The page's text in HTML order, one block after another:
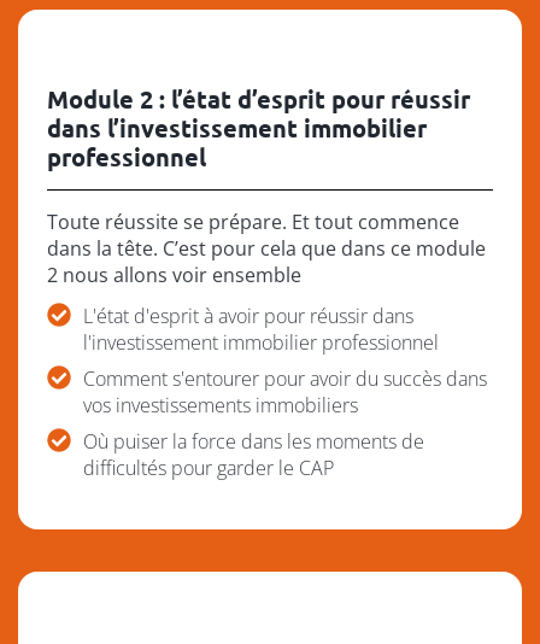
Module 2 : l’état d’esprit pour réussir
dans l’investissement immobilier
professionnel
Toute réussite se prépare. Et tout commence
dans la tête. C’est pour cela que dans ce module
2 nous allons voir ensemble
L'état d'esprit à avoir pour réussir dans
l'investissement immobilier professionnel
Comment s'entourer pour avoir du succès dans
vos investissements immobiliers
Où puiser la force dans les moments de
difficultés pour garder le CAP